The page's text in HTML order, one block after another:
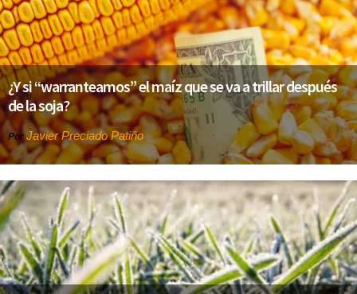
¿Y si “warranteamos” el maíz que se va a trillar después
de la soja?
PorJavier Preciado Patiño